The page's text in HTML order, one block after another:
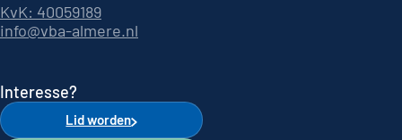
KvK: 40059189
info@vba-almere.nl
Interesse?
Lid worden